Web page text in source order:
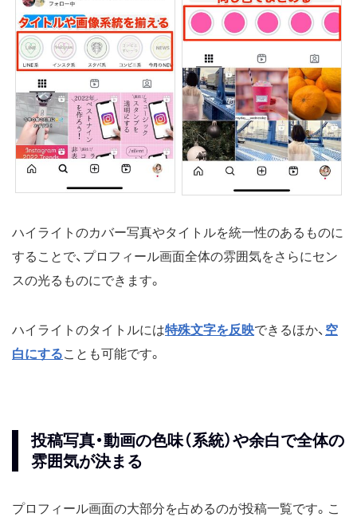
ハイライトのカバー写真やタイトルを統一性のあるものに
することで、プロフィール画面全体の雰囲気をさらにセン
スの光るものにできます。
ハイライトのタイトルには特殊文字を反映できるほか、 空
白にすることも可能です。
投稿写真・動画の色味（系統）や余白で全体の
雰囲気が決まる
プロフィール画面の大部分を占めるのが投稿一覧です。こ